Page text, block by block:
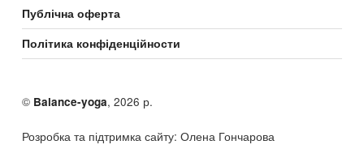
Публічна оферта
Політика конфіденційности
© Balance-yoga, 2026 р.
Розробка та підтримка сайту: Олена Гончарова